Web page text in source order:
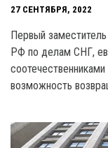
27 СЕНТЯБРЯ, 2022
Первый
РФ по делам СНГ,
возможность